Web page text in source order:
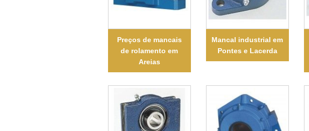
Preços de mancais
de rolamento em
Areias
Mancal industrial em
Pontes e Lacerda